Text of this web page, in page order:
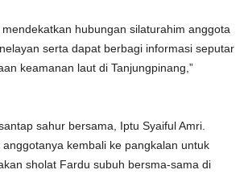
hubungan silaturahim anggota
serta dapat berbagi informasi seputar
keamanan laut di Tanjungpinang,”
sahur bersama, Iptu Syaiful Amri.
kembali ke pangkalan untuk
sholat Fardu subuh bersma-sama di